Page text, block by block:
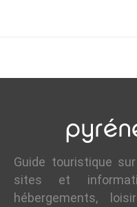
Guide touristique
sites et
hébergements,